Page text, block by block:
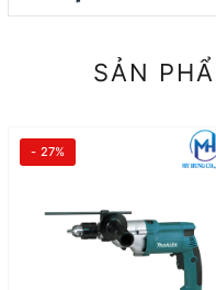
SẢN
- 27%